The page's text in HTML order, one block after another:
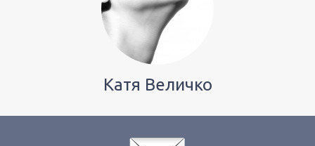
Катя Величко